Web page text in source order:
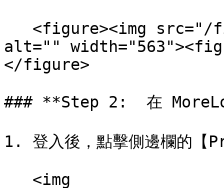
alt=""
</figure>
### **Step 2:  在
1. 登入後，點擊側邊欄的【